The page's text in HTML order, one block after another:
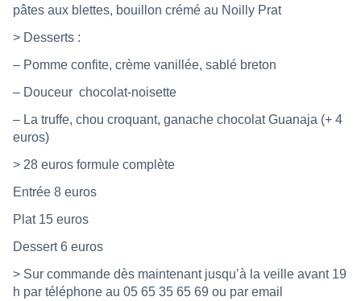
pâtes aux blettes, bouillon crémé au Noilly Prat
> Desserts :
– Pomme confite, crème vanillée, sablé breton
– Douceur chocolat-noisette
– La truffe, chou croquant, ganache chocolat Guanaja (+ 4
euros)
> 28 euros formule complète
Entrée 8 euros
Plat 15 euros
Dessert 6 euros
> Sur commande dès maintenant jusqu’à la veille avant 19
h par téléphone au 05 65 35 65 69 ou par email